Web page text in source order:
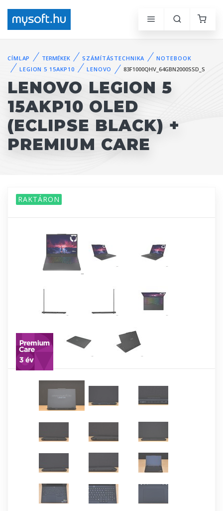
CÍMLAP TERMÉKEK SZÁMÍTÁSTECHNIKA
NOTEBOOK
LEGION 5 15AKP10
LENOVO 83F1000QHV_64GBN2000SSD_S
LENOVO LEGION 5
15AKP10 OLED
(ECLIPSE BLACK) +
PREMIUM CARE
RAKTÁRON